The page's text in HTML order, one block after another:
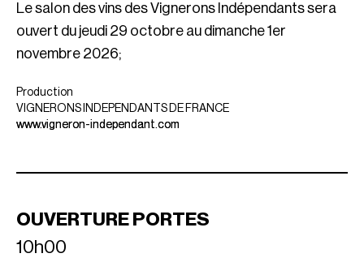
Le salon des vins des Vignerons Indépendants sera
ouvert du jeudi 29 octobre au dimanche 1er
novembre 2026;
Production
VIGNERONS INDEPENDANTS DE FRANCE
www.vigneron-independant.com
OUVERTURE PORTES
10h00